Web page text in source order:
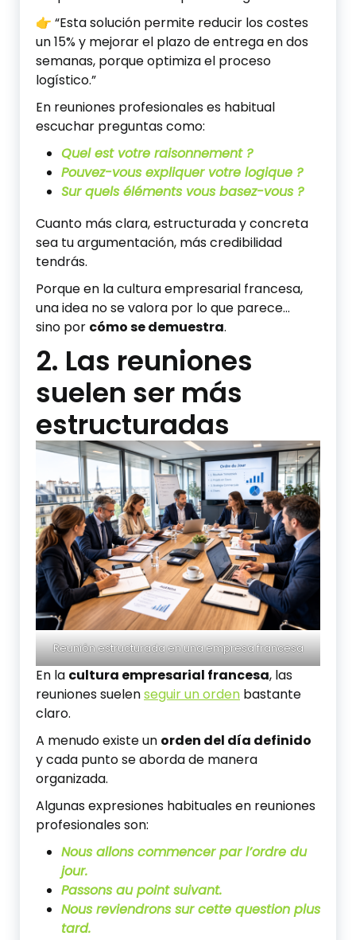
👉 “Esta solución permite reducir los costes
un 15% y mejorar el plazo de entrega en dos
semanas, porque optimiza el proceso
logístico.”
En reuniones profesionales es habitual
escuchar preguntas como:
Quel est votre raisonnement ?
Pouvez-vous expliquer votre logique ?
Sur quels éléments vous basez-vous ?
Cuanto más clara, estructurada y concreta
sea tu argumentación, más credibilidad
tendrás.
Porque en la cultura empresarial francesa,
una idea no se valora por lo que parece…
sino por cómo se demuestra.
2. Las reuniones
suelen ser más
estructuradas
Reunión estructurada en una empresa francesa
En la cultura empresarial francesa, las
reuniones suelenseguir un orden bastante
claro.
A menudo existe un orden del día definido
y cada punto se aborda de manera
organizada.
Algunas expresiones habituales en reuniones
profesionales son:
Nous allons commencer par l’ordre du
jour.
Passons au point suivant.
Nous reviendrons sur cette question plus
tard.